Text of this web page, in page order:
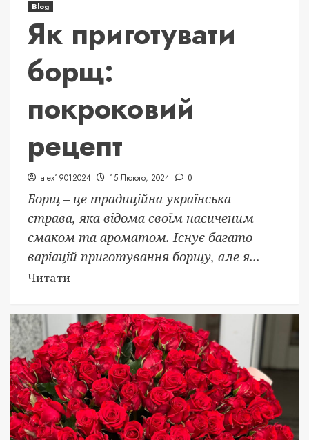
Blog
Як приготувати
борщ:
покроковий
рецепт
alex19012024 15 Лютого, 2024 0
Борщ – це традиційна українська
страва, яка відома своїм насиченим
смаком та ароматом. Існує багато
варіацій приготування борщу, але я...
Читати